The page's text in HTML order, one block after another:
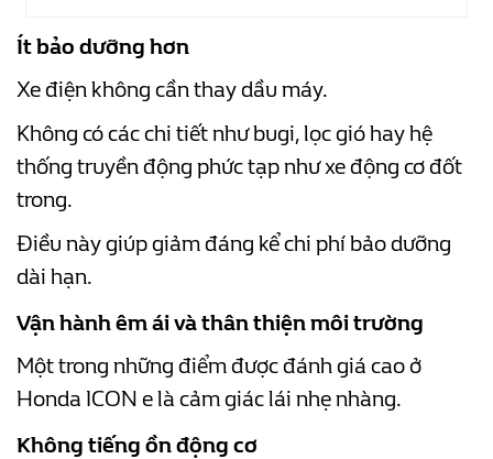
Ít bảo dưỡng hơn
Xe điện không cần thay dầu máy.
Không có các chi tiết như bugi, lọc gió hay hệ
thống truyền động phức tạp như xe động cơ đốt
trong.
Điều này giúp giảm đáng kể chi phí bảo dưỡng
dài hạn.
Vận hành êm ái và thân thiện môi trường
Một trong những điểm được đánh giá cao ở
Honda ICON e là cảm giác lái nhẹ nhàng.
Không tiếng ồn động cơ